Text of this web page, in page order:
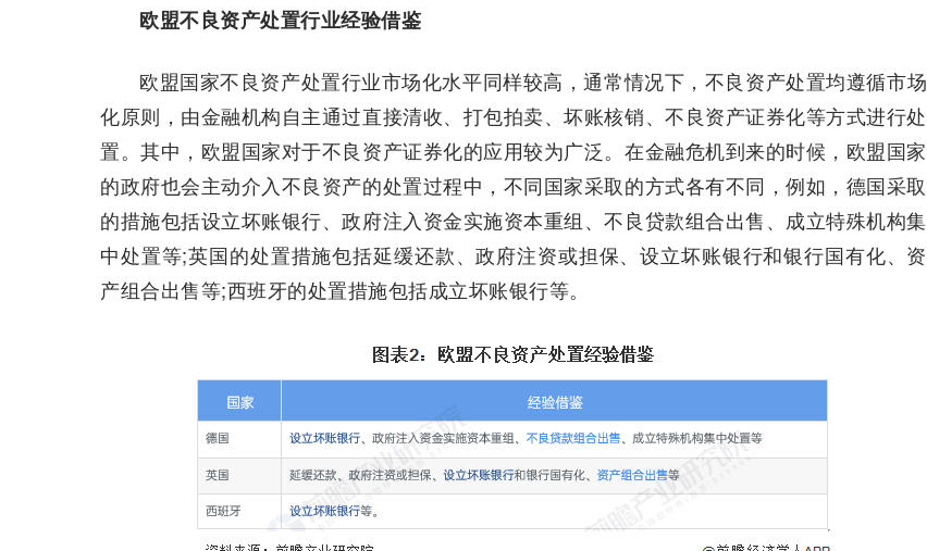
欧盟不良资产处置行业经验借鉴
欧盟国家不良资产处置行业市场化水平同样较高，通常情况下，不良资产处置均遵循市场
化原则，由金融机构自主通过直接清收、打包拍卖、坏账核销、不良资产证券化等方式进行处
置。其中，欧盟国家对于不良资产证券化的应用较为广泛。在金融危机到来的时候，欧盟国家
的政府也会主动介入不良资产的处置过程中，不同国家采取的方式各有不同，例如，德国采取
的措施包括设立坏账银行、政府注入资金实施资本重组、不良贷款组合出售、成立特殊机构集
中处置等;英国的处置措施包括延缓还款、政府注资或担保、设立坏账银行和银行国有化、资
产组合出售等;西班牙的处置措施包括成立坏账银行等。